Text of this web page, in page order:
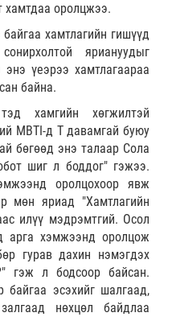
хамтдаа оролцжээ.
хамтлагийн гишүүд
яриануудыг
энэ үеэрээ хамтлагаараа
байна.
хамгийн хөгжилтэй
MBTI-д Т давамгай буюу
бөгөөд энэ талаар Сола
шиг л боддог" гэжээ.
оролцохоор явж
мөн яриад "Хамтлагийн
илүү мэдрэмтгий. Осол
арга хэмжээнд оролцож
гурав дахин нэмэгдэх
гэж л бодсоор байсан.
байгаа эсэхийг шалгаад,
нөхцөл байдлаа